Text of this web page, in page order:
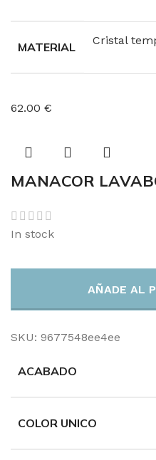
MATERIAL Cristal
62.00 €
MANACOR
In stock
AÑADE AL
SKU: 9677548ee4ee
ACABADO
COLOR UNICO